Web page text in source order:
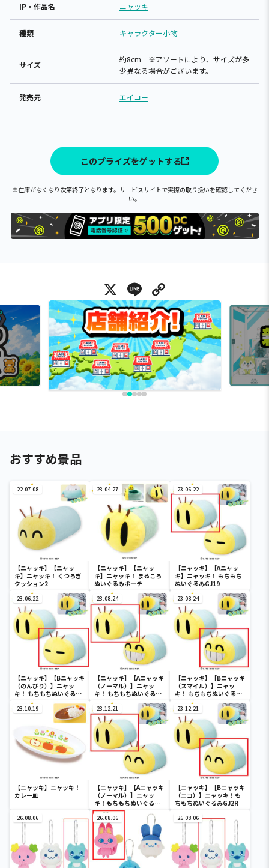
IP・作品名 ニャッキ
種類 キャラクター小物
サイズ
約8cm ※アソートにより、サイズが多
少異なる場合がございます。
発売元 エイコー
このプライズをゲットする
※在庫がなくなり次第終了となります。サービスサイトで実際の取り扱いを確認してくださ
い。
X Line
おすすめ景品
22.07.08
【ニャッキ】【ニャッ
キ】ニャッキ！ くつろぎ
クッション2
23.04.27
【ニャッキ】【ニャッ
キ】ニャッキ！ まるころ
ぬいぐるみポーチ
23.06.22
【ニャッキ】【Aニャッ
キ】ニャッキ！ もちもち
ぬいぐるみGJ19
23.06.22
【ニャッキ】【Bニャッキ
（のんびり）】ニャッ
キ！ もちもちぬいぐるみ
23.08.24
【ニャッキ】【Aニャッキ
（ノーマル）】ニャッ
キ！ もちもちぬいぐるみ
23.08.24
【ニャッキ】【Bニャッキ
（スマイル）】ニャッ
キ！ もちもちぬいぐるみ
23.10.19
【ニャッキ】ニャッキ！
カレー皿
23.12.21
【ニャッキ】【Aニャッキ
（ノーマル）】ニャッ
キ！もちもちぬいぐるみ
GJ2R
23.12.21
【ニャッキ】【Bニャッキ
（ニコ）】ニャッキ！も
ちもちぬいぐるみGJ2R
26.08.06 26.08.06 26.08.06